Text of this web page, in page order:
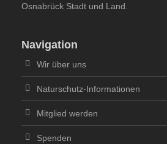
Osnabrück Stadt und Land.
Navigation
Wir über uns
Naturschutz-Informationen
Mitglied werden
Spenden